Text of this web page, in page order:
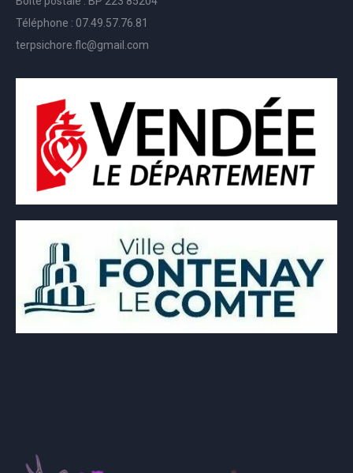
Téléphone : 07.49.57.76.81
terpsichore.flc@gmail.com